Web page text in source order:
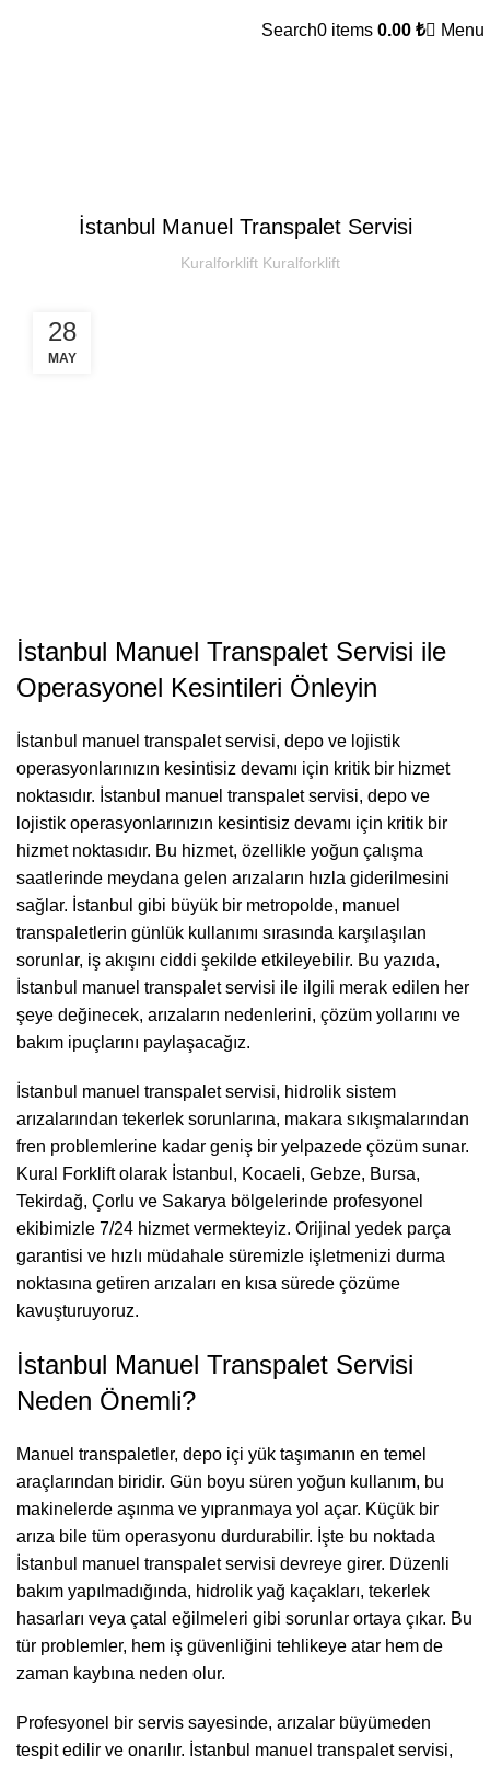
Search0 items 0.00 ₺ Menu
İstanbul Manuel Transpalet Servisi
Kuralforklift Kuralforklift
28
MAY
İstanbul Manuel Transpalet Servisi ile
Operasyonel Kesintileri Önleyin
İstanbul manuel transpalet servisi, depo ve lojistik
operasyonlarınızın kesintisiz devamı için kritik bir hizmet
noktasıdır. İstanbul manuel transpalet servisi, depo ve
lojistik operasyonlarınızın kesintisiz devamı için kritik bir
hizmet noktasıdır. Bu hizmet, özellikle yoğun çalışma
saatlerinde meydana gelen arızaların hızla giderilmesini
sağlar. İstanbul gibi büyük bir metropolde, manuel
transpaletlerin günlük kullanımı sırasında karşılaşılan
sorunlar, iş akışını ciddi şekilde etkileyebilir. Bu yazıda,
İstanbul manuel transpalet servisi ile ilgili merak edilen her
şeye değinecek, arızaların nedenlerini, çözüm yollarını ve
bakım ipuçlarını paylaşacağız.
İstanbul manuel transpalet servisi, hidrolik sistem
arızalarından tekerlek sorunlarına, makara sıkışmalarından
fren problemlerine kadar geniş bir yelpazede çözüm sunar.
Kural Forklift olarak İstanbul, Kocaeli, Gebze, Bursa,
Tekirdağ, Çorlu ve Sakarya bölgelerinde profesyonel
ekibimizle 7/24 hizmet vermekteyiz. Orijinal yedek parça
garantisi ve hızlı müdahale süremizle işletmenizi durma
noktasına getiren arızaları en kısa sürede çözüme
kavuşturuyoruz.
İstanbul Manuel Transpalet Servisi
Neden Önemli?
Manuel transpaletler, depo içi yük taşımanın en temel
araçlarından biridir. Gün boyu süren yoğun kullanım, bu
makinelerde aşınma ve yıpranmaya yol açar. Küçük bir
arıza bile tüm operasyonu durdurabilir. İşte bu noktada
İstanbul manuel transpalet servisi devreye girer. Düzenli
bakım yapılmadığında, hidrolik yağ kaçakları, tekerlek
hasarları veya çatal eğilmeleri gibi sorunlar ortaya çıkar. Bu
tür problemler, hem iş güvenliğini tehlikeye atar hem de
zaman kaybına neden olur.
Profesyonel bir servis sayesinde, arızalar büyümeden
tespit edilir ve onarılır. İstanbul manuel transpalet servisi,